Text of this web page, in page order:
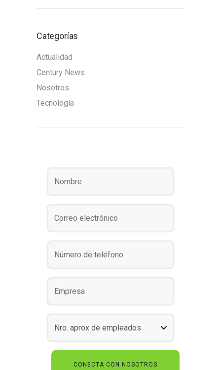
Categorías
Actualidad
Century News
Nosotros
Tecnología